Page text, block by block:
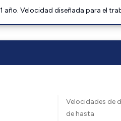
Velocidad diseñada para el
Velocidades de
de hasta